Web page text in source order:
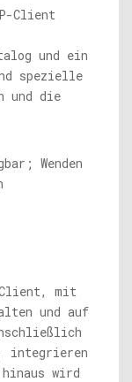
Client
und ein
spezielle
und die
Wenden
mit
und auf
integrieren
wird